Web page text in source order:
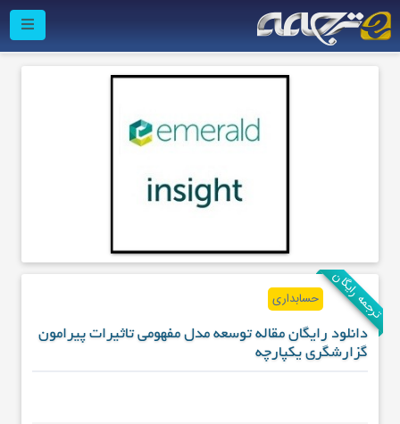
ترجمه رایگان حسابداری
دانلود رایگان مقاله توسعه مدل مفهومی تاثیرات پیرامون
گزارشگری یکپارچه